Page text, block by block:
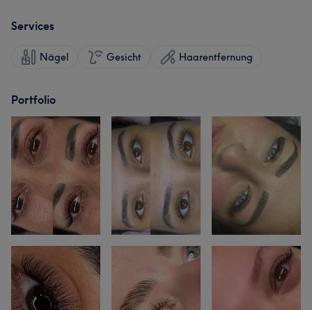
Services
Nägel Gesicht Haarentfernung
Portfolio